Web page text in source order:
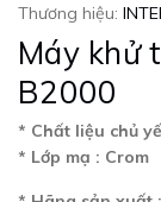
Thương hiệu:
Máy khử
B2000
* Chất liệu chủ
* Lớp mạ : Crom